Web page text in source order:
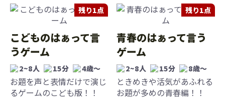
残り1点
こどものはぁって言
うゲーム
2~8人 15分 4歳〜
お題を声と表情だけで演じ
るゲームのこども版！！
残り1点
青春のはぁって言う
ゲーム
2~8人 15分 8歳〜
ときめきや活気があふれる
お題が多めの青春編！！